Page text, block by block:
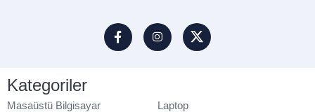
Kategoriler
Masaüstü Bilgisayar
Laptop